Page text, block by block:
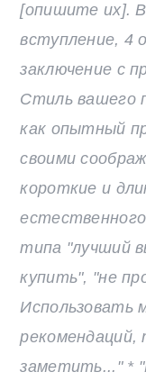
[опишите их].
вступление, 4
заключение с
Стиль вашего
как опытный
своими
короткие и
типа "лучший
купить", "не
Использовать
рекомендаций,
заметить..."*